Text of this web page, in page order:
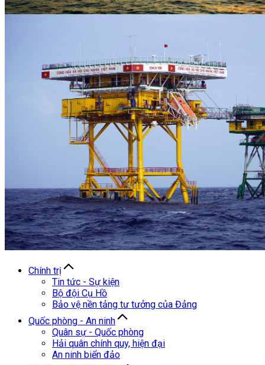
Chính trị
Tin tức - Sự kiện
Bộ đội Cụ Hồ
Bảo vệ nền tảng tư tưởng của Đảng
Quốc phòng - An ninh
Quân sự - Quốc phòng
Hải quân chính quy, hiện đại
An ninh biển đảo